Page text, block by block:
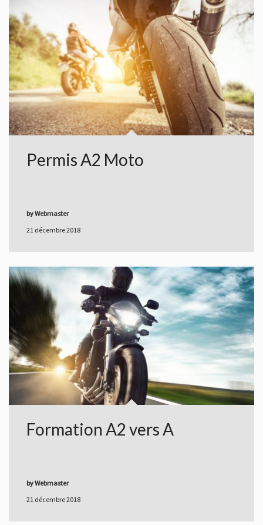
Permis A2 Moto
21 décembre 2018
byWebmaster
Formation A2 vers A
21 décembre 2018
byWebmaster